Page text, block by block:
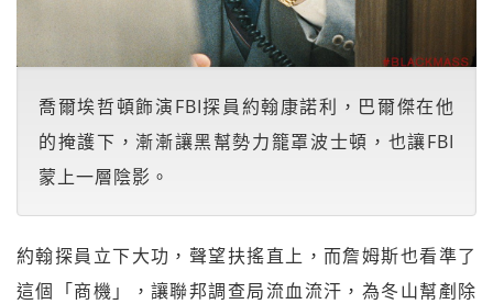
喬爾埃哲頓飾演FBI探員約翰康諾利，巴爾傑在他
的掩護下，漸漸讓黑幫勢力籠罩波士頓，也讓FBI
蒙上一層陰影。
約翰探員立下大功，聲望扶搖直上，而詹姆斯也看準了
這個「商機」，讓聯邦調查局流血流汗，為冬山幫剷除